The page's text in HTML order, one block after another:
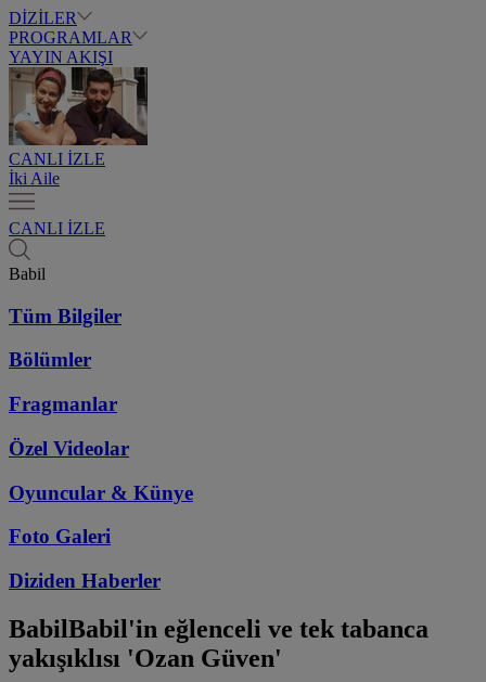
DİZİLER
PROGRAMLAR
YAYIN AKIŞI
CANLI İZLE
İki Aile
CANLI İZLE
Babil
Tüm Bilgiler
Bölümler
Fragmanlar
Özel Videolar
Oyuncular & Künye
Foto Galeri
Diziden Haberler
BabilBabil'in eğlenceli ve tek tabanca
yakışıklısı 'Ozan Güven'